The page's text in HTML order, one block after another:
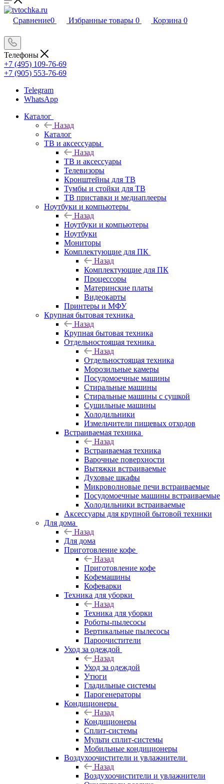
Сравнение0 Избранные товары 0 Корзина 0
Телефоны
+7 (495) 109-76-69
+7 (905) 553-76-69
Telegram
WhatsApp
Каталог
Назад
Каталог
ТВ и аксессуары
Назад
ТВ и аксессуары
Телевизоры
Кронштейны для ТВ
Тумбы и стойки для ТВ
ТВ приставки и медиаплееры
Ноутбуки и компьютеры
Назад
Ноутбуки и компьютеры
Ноутбуки
Мониторы
Комплектующие для ПК
Назад
Комплектующие для ПК
Процессоры
Материнские платы
Видеокарты
Принтеры и МФУ
Крупная бытовая техника
Назад
Крупная бытовая техника
Отдельностоящая техника
Назад
Отдельностоящая техника
Морозильные камеры
Посудомоечные машины
Стиральные машины
Стиральные машины с сушкой
Сушильные машины
Холодильники
Измельчители пищевых отходов
Встраиваемая техника
Назад
Встраиваемая техника
Варочные поверхности
Вытяжки встраиваемые
Духовые шкафы
Микроволновые печи встраиваемые
Посудомоечные машины встраиваемые
Холодильники встраиваемые
Аксессуары для крупной бытовой техники
Для дома
Назад
Для дома
Приготовление кофе
Назад
Приготовление кофе
Кофемашины
Кофеварки
Техника для уборки
Назад
Техника для уборки
Роботы-пылесосы
Вертикальные пылесосы
Пароочистители
Уход за одеждой
Назад
Уход за одеждой
Утюги
Гладильные системы
Парогенераторы
Кондиционеры
Назад
Кондиционеры
Сплит-системы
Мульти сплит-системы
Мобильные кондиционеры
Воздухоочистители и увлажнители
Назад
Воздухоочистители и увлажнители